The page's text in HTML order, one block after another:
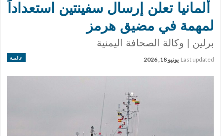
ألمانيا تعلن إرسال سفينتين استعداداً
لمهمة في مضيق هرمز
برلين | وكالة الصحافة اليمنية
عالمية Last updated يونيو 18, 2026